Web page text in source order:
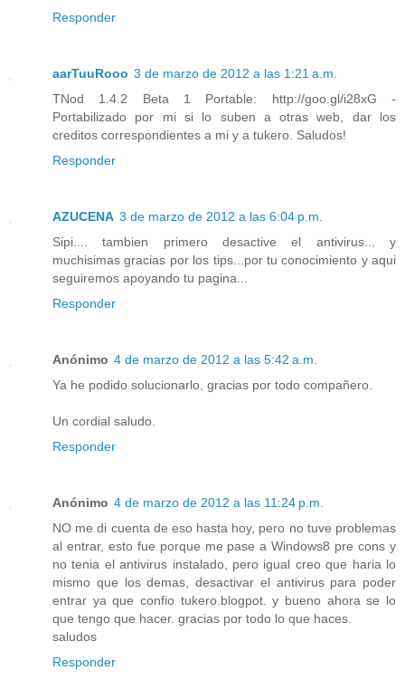
Responder
aarTuuRooo 3 de marzo de 2012 a las 1:21 a.m.
TNod 1.4.2 Beta 1 Portable: http://goo.gl/i28xG -
Portabilizado por mi si lo suben a otras web, dar los
creditos correspondientes a mi y a tukero. Saludos!
Responder
AZUCENA 3 de marzo de 2012 a las 6:04 p.m.
Sipi.... tambien primero desactive el antivirus... y
muchisimas gracias por los tips...por tu conocimiento y aqui
seguiremos apoyando tu pagina...
Responder
Anónimo 4 de marzo de 2012 a las 5:42 a.m.
Ya he podido solucionarlo, gracias por todo compañero.
Un cordial saludo.
Responder
Anónimo 4 de marzo de 2012 a las 11:24 p.m.
NO me di cuenta de eso hasta hoy, pero no tuve problemas
al entrar, esto fue porque me pase a Windows8 pre cons y
no tenia el antivirus instalado, pero igual creo que haria lo
mismo que los demas, desactivar el antivirus para poder
entrar ya que confio tukero.blogpot. y bueno ahora se lo
que tengo que hacer. gracias por todo lo que haces.
saludos
Responder